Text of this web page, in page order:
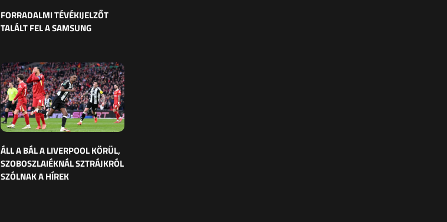
FORRADALMI TÉVÉKIJELZŐT
TALÁLT FEL A SAMSUNG
ÁLL A BÁL A LIVERPOOL KÖRÜL,
SZOBOSZLAIÉKNÁL SZTRÁJKRÓL
SZÓLNAK A HÍREK